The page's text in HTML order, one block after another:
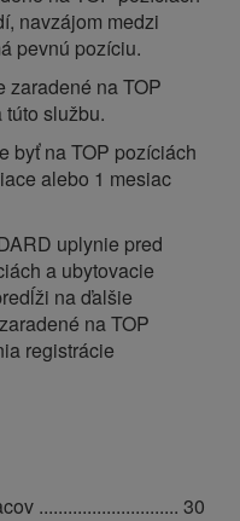
navzájom medzi
pevnú pozíciu.
zaradené na TOP
službu.
byť na TOP pozíciách
alebo 1 mesiac
uplynie pred
a ubytovacie
na ďalšie
na TOP
registrácie
............................. 30